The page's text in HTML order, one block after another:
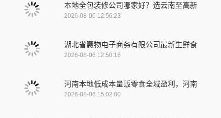
本地全包装修公司哪家好？选云南至高新
2026-08-06 12:56:23
湖北省惠物电子商务有限公司最新生鲜食
2026-08-06 12:50:16
河南本地低成本量贩零食全域盈利，河南
2026-08-06 15:02:00